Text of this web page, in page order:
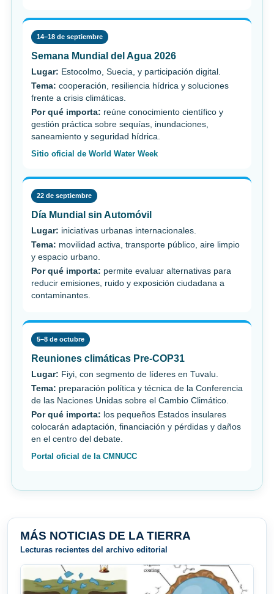
14–18 de septiembre
Semana Mundial del Agua 2026
Lugar: Estocolmo, Suecia, y participación digital.
Tema: cooperación, resiliencia hídrica y soluciones
frente a crisis climáticas.
Por qué importa: reúne conocimiento científico y
gestión práctica sobre sequías, inundaciones,
saneamiento y seguridad hídrica.
Sitio oficial de World Water Week
22 de septiembre
Día Mundial sin Automóvil
Lugar: iniciativas urbanas internacionales.
Tema: movilidad activa, transporte público, aire limpio
y espacio urbano.
Por qué importa: permite evaluar alternativas para
reducir emisiones, ruido y exposición ciudadana a
contaminantes.
5–8 de octubre
Reuniones climáticas Pre-COP31
Lugar: Fiyi, con segmento de líderes en Tuvalu.
Tema: preparación política y técnica de la Conferencia
de las Naciones Unidas sobre el Cambio Climático.
Por qué importa: los pequeños Estados insulares
colocarán adaptación, financiación y pérdidas y daños
en el centro del debate.
Portal oficial de la CMNUCC
MÁS NOTICIAS DE LA TIERRA
Lecturas recientes del archivo editorial